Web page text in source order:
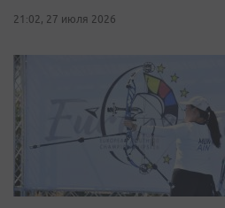
21:02, 27 июля 2026